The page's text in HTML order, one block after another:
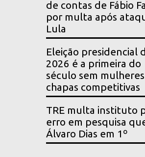
de contas de Fábio
por multa após
Lula
Eleição presidencial
2026 é a primeira do
século sem
chapas competitivas
TRE multa instituto
erro em pesquisa
Álvaro Dias em 1º